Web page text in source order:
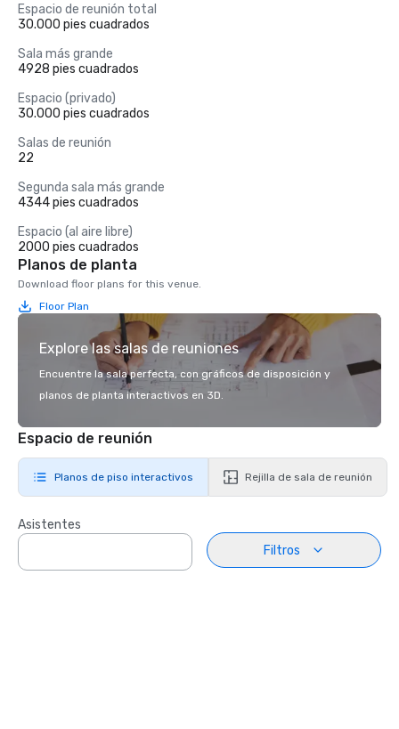
Espacio de reunión total
30.000 pies cuadrados
Sala más grande
4928 pies cuadrados
Espacio (privado)
30.000 pies cuadrados
Salas de reunión
22
Segunda sala más grande
4344 pies cuadrados
Espacio (al aire libre)
2000 pies cuadrados
Planos de planta
Download floor plans for this venue.
Floor Plan
Explore las salas de reuniones
Encuentre la sala perfecta, con gráficos de disposición y
planos de planta interactivos en 3D.
Espacio de reunión
Planos de piso interactivos Rejilla de sala de reunión
Asistentes
Filtros